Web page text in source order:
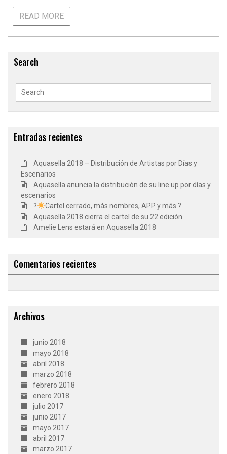
READ MORE
Search
Search
Entradas recientes
Aquasella 2018 – Distribución de Artistas por Días y
Escenarios
Aquasella anuncia la distribución de su line up por días y
escenarios
?
Cartel cerrado, más nombres, APP y más ?
Aquasella 2018 cierra el cartel de su 22 edición
Amelie Lens estará en Aquasella 2018
Comentarios recientes
Archivos
junio 2018
mayo 2018
abril 2018
marzo 2018
febrero 2018
enero 2018
julio 2017
junio 2017
mayo 2017
abril 2017
marzo 2017